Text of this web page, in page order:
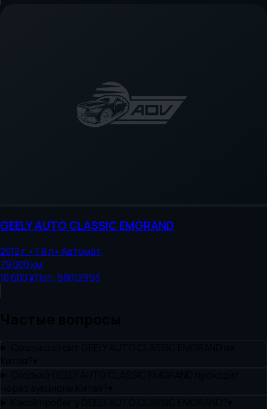
GEELY AUTO CLASSIC EMGRAND
2012г.• 1.8л• Автомат
79 000км
10 600 ¥Лот: 58012993